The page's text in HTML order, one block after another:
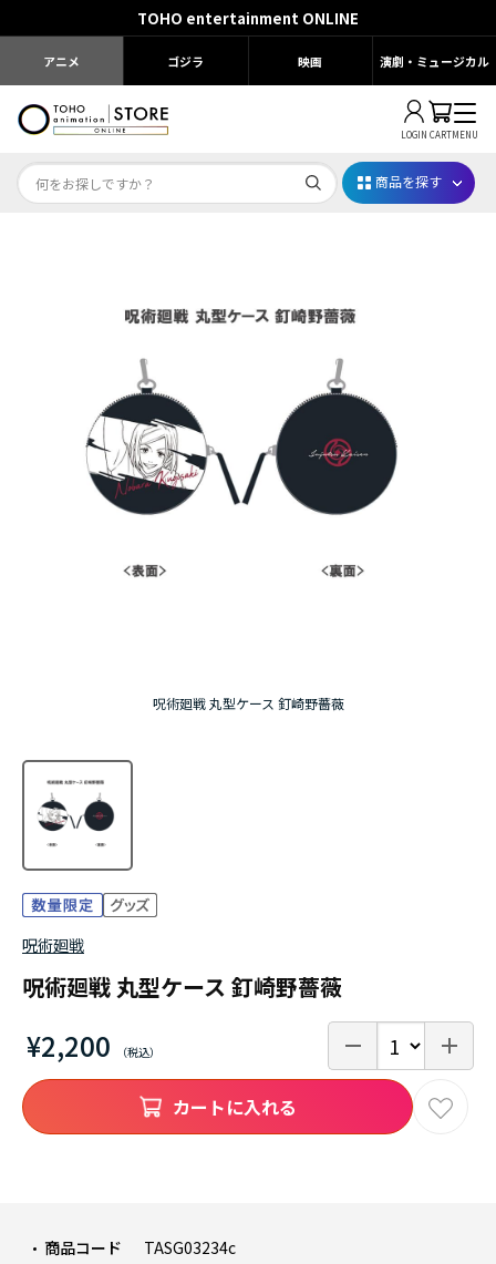
TOHO entertainment ONLINE
アニメ ゴジラ 映画 演劇・ミュージカル
LOGIN CARTMENU
映画ちいかわ
じゅじゅフェス 2026
薬屋のひとりごと 夏の園遊会2026
名探偵コナン
アニメ『僕のヒーローアカデミア』10周年
『ふつつかな悪女ではございますが ～雛宮蝶鼠と
商品を探す
呪術廻戦 丸型ケース 釘崎野薔薇
呪術廻戦
呪術廻戦 丸型ケース 釘崎野薔薇
¥2,200
商品コード
TASG03234c
カートに入れる